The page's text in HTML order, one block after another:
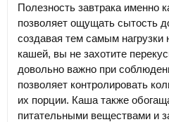
Полезность завтрака именно
позволяет ощущать сытость
создавая тем самым нагрузки
кашей, вы не захотите
довольно важно при
позволяет контролировать
их порции. Каша также
питательными веществами и